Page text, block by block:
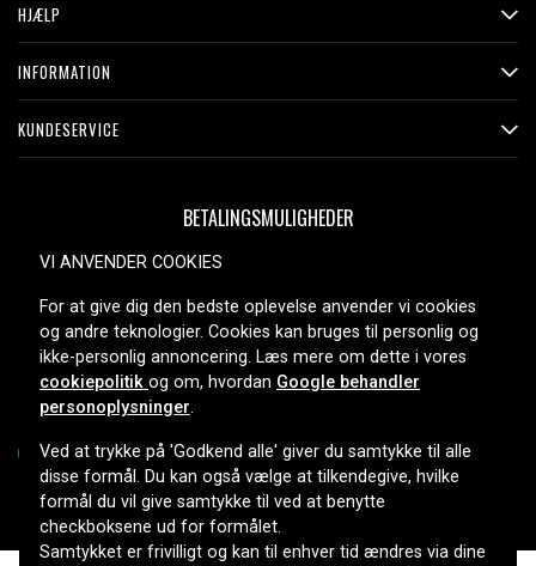
HJÆLP
INFORMATION
KUNDESERVICE
BETALINGSMULIGHEDER
LEVERINGSMULIGHEDER
Copyright © 2026, Spares Nordic AB
VI ANVENDER COOKIES
For at give dig den bedste oplevelse anvender vi cookies
og andre teknologier. Cookies kan bruges til personlig og
ikke-personlig annoncering. Læs mere om dette i vores
cookiepolitik og om, hvordan Google behandler
personoplysninger.
Ved at trykke på 'Godkend alle' giver du samtykke til alle
disse formål. Du kan også vælge at tilkendegive, hvilke
formål du vil give samtykke til ved at benytte
checkboksene ud for formålet.
Samtykket er frivilligt og kan til enhver tid ændres via dine